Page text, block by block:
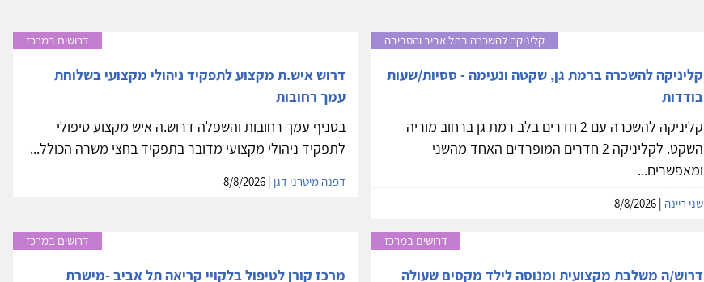
קליניקה להשכרה בתל אביב והסביבה
קליניקה להשכרה ברמת גן, שקטה ונעימה - ססיות/שעות
בודדות
קליניקה להשכרה עם 2 חדרים בלב רמת גן ברחוב מוריה
השקט. לקליניקה 2 חדרים המופרדים האחד מהשני
ומאפשרים...
שני ריינה
דרושים במרכז
דרוש איש.ת מקצוע לתפקיד ניהולי מקצועי בשלוחת
עמך רחובות
בסניף עמך רחובות והשפלה דרוש.ה איש מקצוע טיפולי
לתפקיד ניהולי מקצועי מדובר בתפקיד בחצי משרה הכולל...
דפנה מיטרני דגן | 8/8/2026
דרושים במרכז
דרוש/ה משלבת מקצועית ומנוסה לילד מקסים שעולה
דרושים במרכז
מרכז קורן לטיפול בלקויי קריאה תל אביב -מישרת